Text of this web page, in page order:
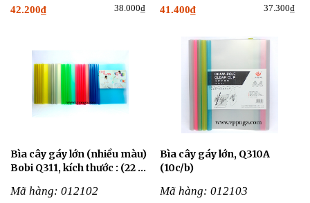
42.200₫ 38.000₫ 41.400₫ 37.300₫
Bìa cây gáy lớn (nhiều màu)
Bobi Q311, kích thước : (22 x
Mã hàng: 012102
Bìa cây gáy lớn, Q310A
(10c/b)
Mã hàng: 012103